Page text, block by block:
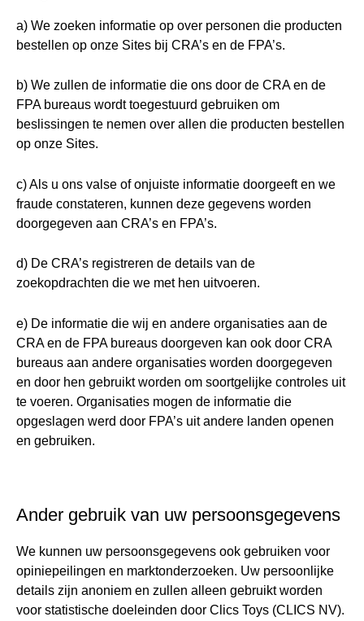
a) We zoeken informatie op over personen die producten
bestellen op onze Sites bij CRA’s en de FPA’s.
b) We zullen de informatie die ons door de CRA en de
FPA bureaus wordt toegestuurd gebruiken om
beslissingen te nemen over allen die producten bestellen
op onze Sites.
c) Als u ons valse of onjuiste informatie doorgeeft en we
fraude constateren, kunnen deze gegevens worden
doorgegeven aan CRA’s en FPA’s.
d) De CRA’s registreren de details van de
zoekopdrachten die we met hen uitvoeren.
e) De informatie die wij en andere organisaties aan de
CRA en de FPA bureaus doorgeven kan ook door CRA
bureaus aan andere organisaties worden doorgegeven
en door hen gebruikt worden om soortgelijke controles uit
te voeren. Organisaties mogen de informatie die
opgeslagen werd door FPA’s uit andere landen openen
en gebruiken.
Ander gebruik van uw persoonsgegevens
We kunnen uw persoonsgegevens ook gebruiken voor
opiniepeilingen en marktonderzoeken. Uw persoonlijke
details zijn anoniem en zullen alleen gebruikt worden
voor statistische doeleinden door Clics Toys (CLICS NV).